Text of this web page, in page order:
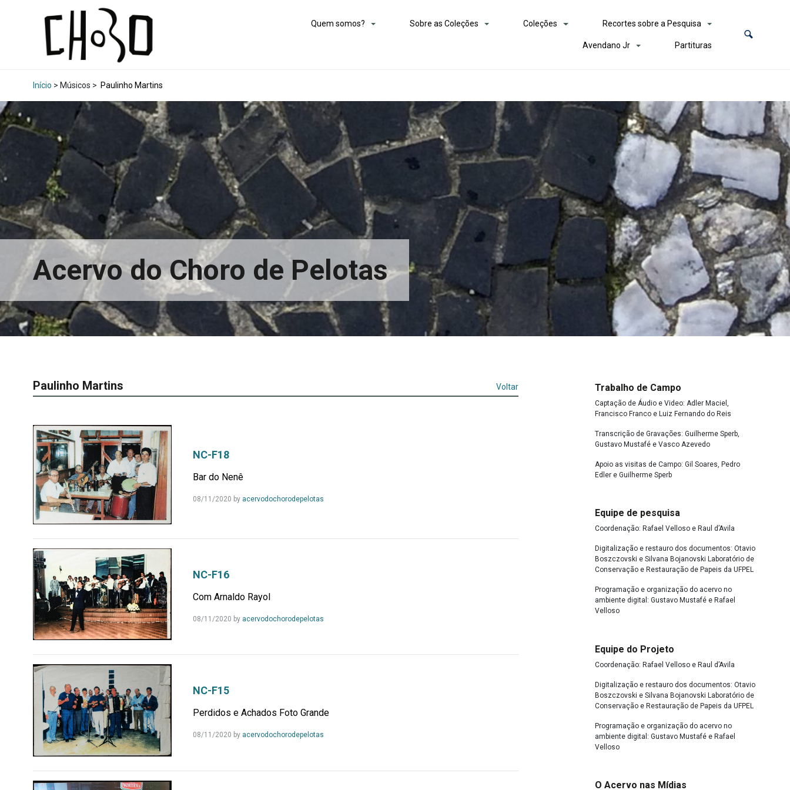
Quem somos? Sobre as Coleções Coleções Recortes sobre a Pesquisa
Avendano Jr Partituras
Início > Músicos > Paulinho Martins
Acervo do Choro de Pelotas
Paulinho Martins Voltar
NC-F18
Bar do Nenê
08/11/2020 by acervodochorodepelotasLeia
NC-F16
Com Arnaldo Rayol
08/11/2020 by acervodochorodepelotasLeia
NC-F15
Perdidos e Achados Foto Grande
08/11/2020 by acervodochorodepelotasLeia
Trabalho de Campo
Captação de Áudio e Video: Adler Maciel,
Francisco Franco e Luiz Fernando do Reis
Transcrição de Gravações: Guilherme Sperb,
Gustavo Mustafé e Vasco Azevedo
Apoio as visitas de Campo: Gil Soares, Pedro
Edler e Guilherme Sperb
Equipe de pesquisa
Coordenação: Rafael Velloso e Raul d’Avila
Digitalização e restauro dos documentos: Otavio
Boszczovski e Silvana Bojanovski Laboratório de
Conservação e Restauração de Papeis da UFPEL
Programação e organização do acervo no
ambiente digital: Gustavo Mustafé e Rafael
Velloso
Equipe do Projeto
Coordenação: Rafael Velloso e Raul d’Avila
Digitalização e restauro dos documentos: Otavio
Boszczovski e Silvana Bojanovski Laboratório de
Conservação e Restauração de Papeis da UFPEL
Programação e organização do acervo no
ambiente digital: Gustavo Mustafé e Rafael
Velloso
O Acervo nas Mídias